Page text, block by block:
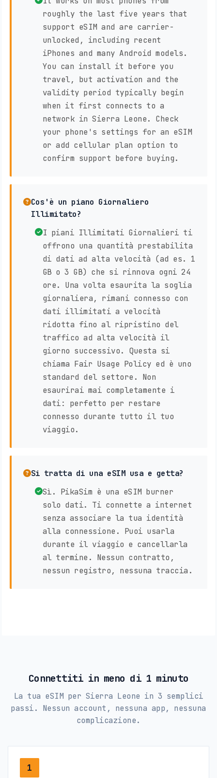
roughly the last five years that
support eSIM and are carrier-
unlocked, including recent
iPhones and many Android models.
You can install it before you
travel, but activation and the
validity period typically begin
when it first connects to a
network in Sierra Leone. Check
your phone's settings for an eSIM
or add cellular plan option to
confirm support before buying.
Cos'è un piano Giornaliero
Illimitato?
I piani Illimitati Giornalieri ti
offrono una quantità prestabilita
di dati ad alta velocità (ad es. 1
GB o 3 GB) che si rinnova ogni 24
ore. Una volta esaurita la soglia
giornaliera, rimani connesso con
dati illimitati a velocità
ridotta fino al ripristino del
traffico ad alta velocità il
giorno successivo. Questa si
chiama Fair Usage Policy ed è uno
standard del settore. Non
esaurirai mai completamente i
dati: perfetto per restare
connesso durante tutto il tuo
viaggio.
Si tratta di una eSIM usa e getta?
Sì. PikaSim è una eSIM burner
solo dati. Ti connette a internet
senza associare la tua identità
alla connessione. Puoi usarla
durante il viaggio e cancellarla
al termine. Nessun contratto,
nessun registro, nessuna traccia.
Connettiti in meno di 1 minuto
La tua eSIM per Sierra Leone in 3 semplici
passi. Nessun account, nessuna app, nessuna
complicazione.
1